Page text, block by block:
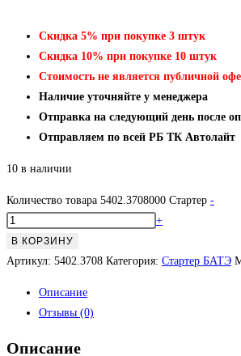
Скидка 5% при покупке 3 штук
Скидка 10% при покупке 10 штук
Стоимость не является публичной
Наличие уточняйте у менеджера
Отправка на следующий день после
Отправляем по всей РБ ТК Автолайт
10 в наличии
Количество товара 5402.3708000 Стартер -
+
В КОРЗИНУ
Артикул: 5402.3708 Категория: Стартер БАТЭ
Описание
Отзывы (0)
Описание